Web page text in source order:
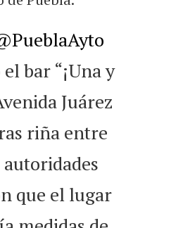
bar “¡Una y
Juárez
riña entre
que el lugar